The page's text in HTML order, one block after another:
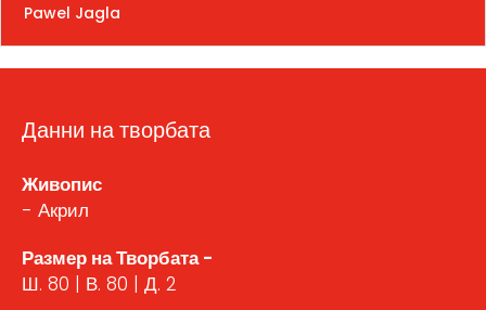
Pawel Jagla
Данни на творбата
Живопис
- Акрил
Размер на Творбата -
Ш. 80 | В. 80 | Д. 2